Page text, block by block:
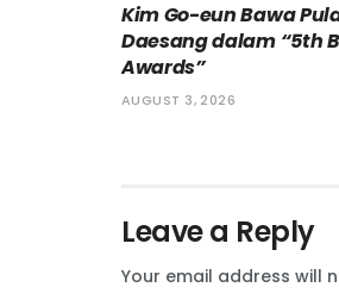
Kim Go-eun Bawa
Daesang dalam “5th
Awards”
AUGUST 3, 2026
Leave a Reply
Your email address will